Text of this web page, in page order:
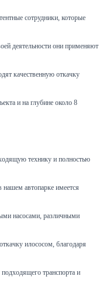
сотрудники, которые
деятельности они применяют
качественную откачку
и на глубине около 8
технику и полностью
нашем автопарке имеется
насосами, различными
илососом, благодаря
транспорта и